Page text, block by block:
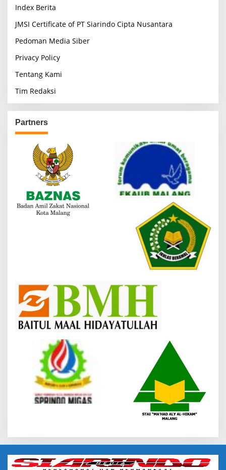
Index Berita
JMSI Certificate of PT Siarindo Cipta Nusantara
Pedoman Media Siber
Privacy Policy
Tentang Kami
Tim Redaksi
Partners